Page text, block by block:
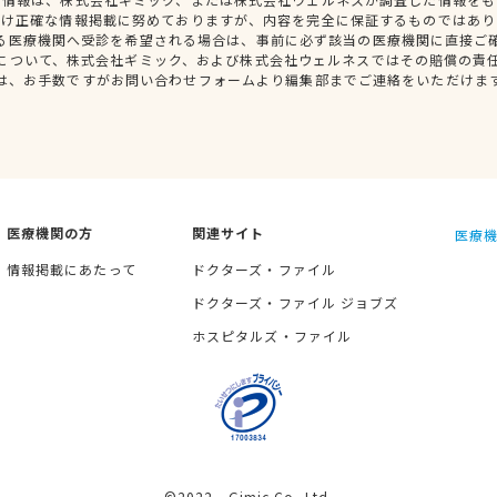
正確な情報掲載に努めておりますが、内容を完全に保証するものではあ
医療機関へ受診を希望される場合は、事前に必ず該当の医療機関に直接ご
ついて、株式会社ギミック、および株式会社ウェルネスではその賠償の責
、お手数ですがお問い合わせフォームより編集部までご連絡をいただけま
医療機関の方
情報掲載にあたって
関連サイト
ドクターズ・ファイル
ドクターズ・ファイル ジョブズ
ホスピタルズ・ファイル
医療